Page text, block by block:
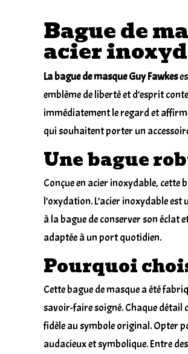
Bague de
acier
La bague de masque Guy Fawkes
emblème de liberté et d’esprit
immédiatement le regard et
qui souhaitent porter un
Une bague
Conçue en acier inoxydable, cette
l’oxydation. L’acier inoxydable
à la bague de conserver son éclat
adaptée à un port quotidien.
Pourquoi
Cette bague de masque a été
savoir-faire soigné. Chaque
fidèle au symbole original. Opter
audacieux et symbolique. Entre